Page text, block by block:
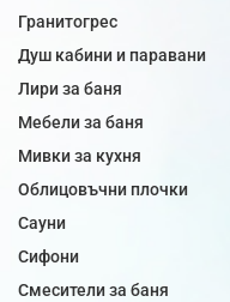
Гранитогрес
Душ кабини и паравани
Лири за баня
Мебели за баня
Мивки за кухня
Облицовъчни плочки
Сауни
Сифони
Смесители за баня